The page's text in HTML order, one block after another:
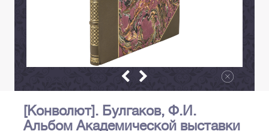
[Конволют]. Булгаков, Ф.И.
Альбом Академической выставки